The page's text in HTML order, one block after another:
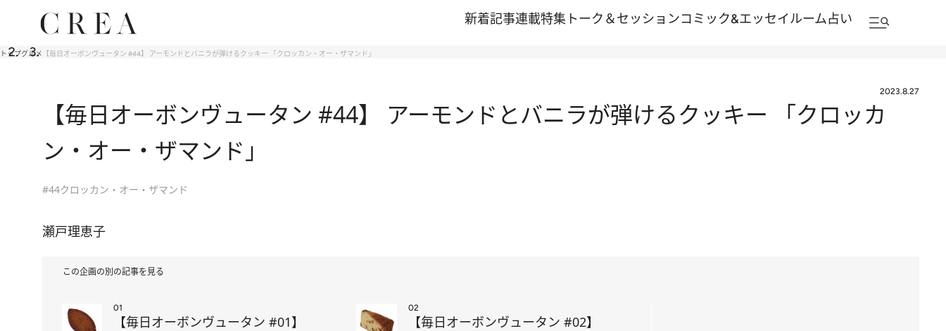
新着記事連載特集 トーク＆セッションコミック&エッセイルーム占い
トップグルメ 【毎日オーボンヴュータン #44】 アーモンドとバニラが弾けるクッキー 「クロッカン・オー・ザマンド」
2023.8.27
【毎日オーボンヴュータン #44】 アーモンドとバニラが弾けるクッキー 「クロッカ
ン・オー・ザマンド」
#44クロッカン・オー・ザマンド
瀬戸理恵子
この企画の別の記事を見る
01
【毎日オーボンヴュータン #01】
02
【毎日オーボンヴュータン #02】